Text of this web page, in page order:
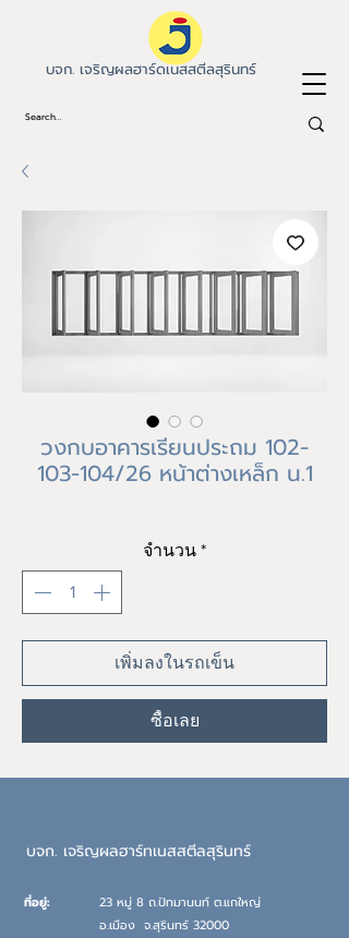
บจก. เจริญผลฮาร์ดเนสสตีลสุรินทร์
วงกบอาคารเรียนประถม 102-
103-104/26 หน้าต่างเหล็ก น.1
จำนวน *
เพิ่มลงในรถเข็น
ซื้อเลย
บจก. เจริญผลฮาร์ทเนสสตีลสุรินทร์
ที่อยู่:
23 หมู่ 8 ถ.ปัทมานนท์ ต.แกใหญ่
อ.เมือง จ.สุรินทร์ 32000